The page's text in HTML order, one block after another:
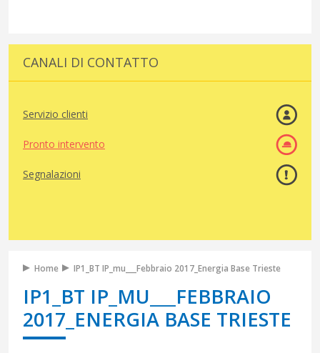
CANALI DI CONTATTO
Servizio clienti
Pronto intervento
Segnalazioni
Home IP1_BT IP_mu___Febbraio 2017_Energia Base Trieste
IP1_BT IP_MU___FEBBRAIO
2017_ENERGIA BASE TRIESTE